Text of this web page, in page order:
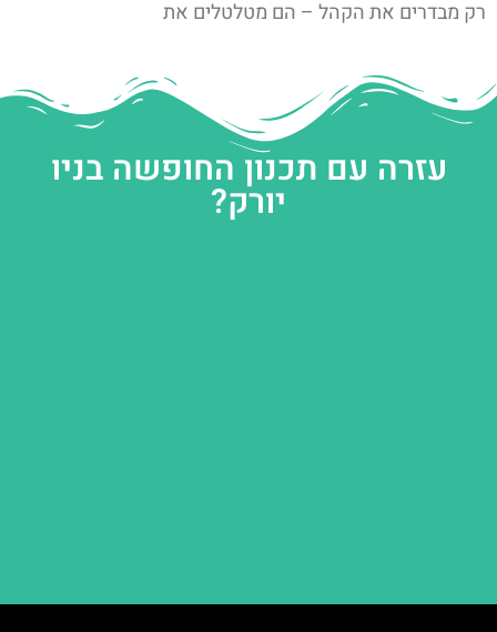
רק מבדרים את הקהל – הם מטלטלים את
עזרה עם תכנון החופשה בניו
יורק?